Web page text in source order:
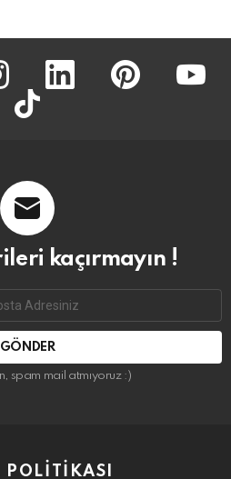
İnstagram linkedin pinterest
tiktok
kaçırmayın !
spam mail atmıyoruz :)
POLITIKASI